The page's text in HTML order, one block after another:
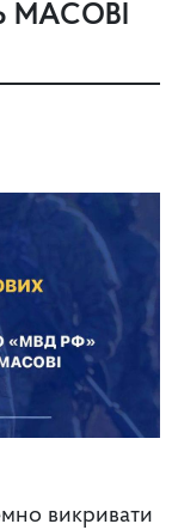
МАСОВІ
викривати